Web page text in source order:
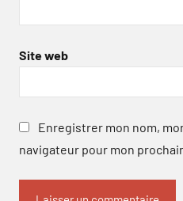
Site web
Enregistrer mon nom,
navigateur pour mon